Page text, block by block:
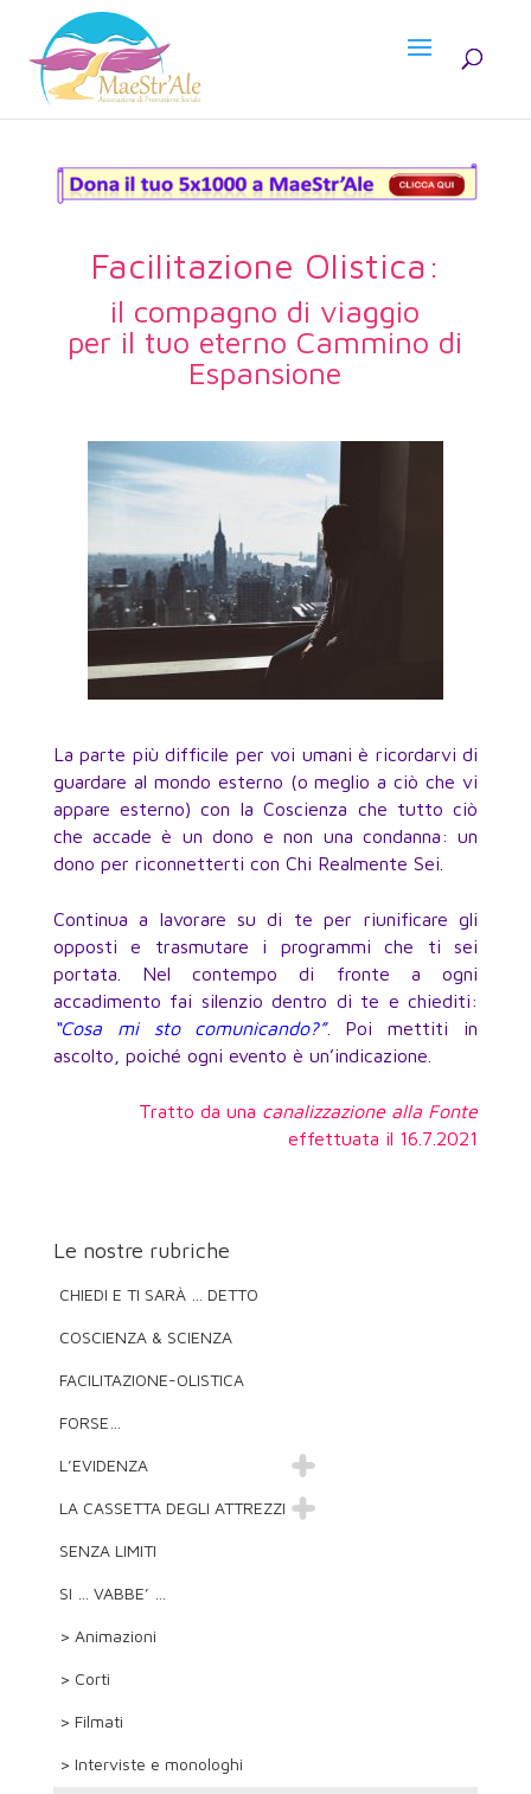
Facilitazione Olistica:
il compagno di viaggio
per il tuo eterno Cammino di
Espansione
La parte più difficile per voi umani è ricordarvi di
guardare al mondo esterno (o meglio a ciò che vi
appare esterno) con la Coscienza che tutto ciò
che accade è un dono e non una condanna: un
dono per riconnetterti con Chi Realmente Sei.
Continua a lavorare su di te per riunificare gli
opposti e trasmutare i programmi che ti sei
portata. Nel contempo di fronte a ogni
accadimento fai silenzio dentro di te e chiediti:
“Cosa mi sto comunicando?”. Poi mettiti in
ascolto, poiché ogni evento è un’indicazione.
Tratto da una canalizzazione alla Fonte
effettuata il 16.7.2021
Le nostre rubriche
CHIEDI E TI SARÀ … DETTO
COSCIENZA & SCIENZA
FACILITAZIONE-OLISTICA
FORSE…
L’EVIDENZA
LA CASSETTA DEGLI ATTREZZI
SENZA LIMITI
SI … VABBE’ …
> Animazioni
> Corti
> Filmati
> Interviste e monologhi